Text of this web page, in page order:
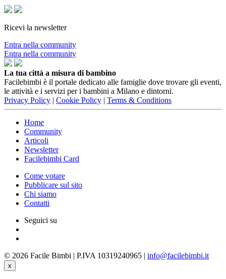
Ricevi la newsletter
Entra nella community
Entra nella community
La tua città a misura di bambino
Facilebimbi è il portale dedicato alle famiglie dove trovare gli eventi,
le attività e i servizi per i bambini a Milano e dintorni.
Privacy Policy | Cookie Policy | Terms & Conditions
Home
Community
Articoli
Newsletter
Facilebimbi Card
Come votare
Pubblicare sul sito
Chi siamo
Contatti
Seguici su
© 2026 Facile Bimbi | P.IVA 10319240965 | info@facilebimbi.it
x